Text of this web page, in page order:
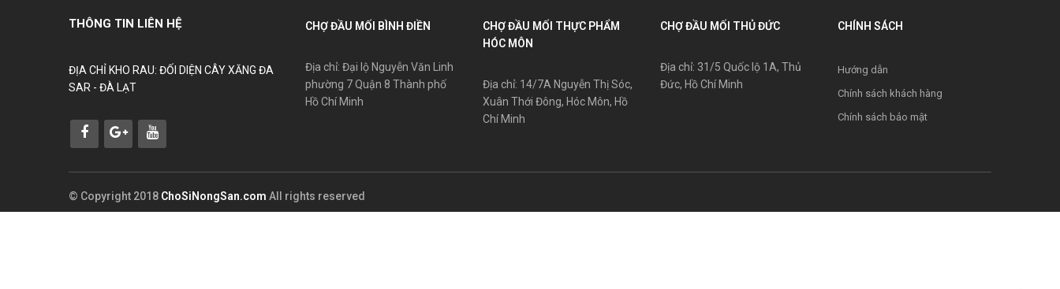
THÔNG TIN LIÊN HỆ
ĐỊA CHỈ KHO RAU: ĐỐI DIỆN CÂY XĂNG ĐA
SAR - ĐÀ LẠT
CHỢ ĐẦU MỐI BÌNH ĐIỀN
Địa chỉ: Đại lộ Nguyễn Văn Linh
phường 7 Quận 8 Thành phố
Hồ Chí Minh
CHỢ ĐẦU MỐI THỰC PHẨM
HÓC MÔN
Địa chỉ: 14/7A Nguyễn Thị Sóc,
Xuân Thới Đông, Hóc Môn, Hồ
Chí Minh
CHỢ ĐẦU MỐI THỦ ĐỨC
Địa chỉ: 31/5 Quốc lộ 1A, Thủ
Đức, Hồ Chí Minh
CHÍNH SÁCH
Hướng dẫn
Chính sách khách hàng
Chính sách bảo mật
© Copyright 2018 ChoSiNongSan.com All rights reserved